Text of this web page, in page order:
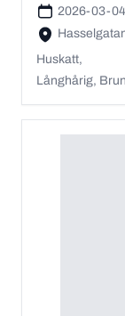
2026-03-
Huskatt,
Långhårig,